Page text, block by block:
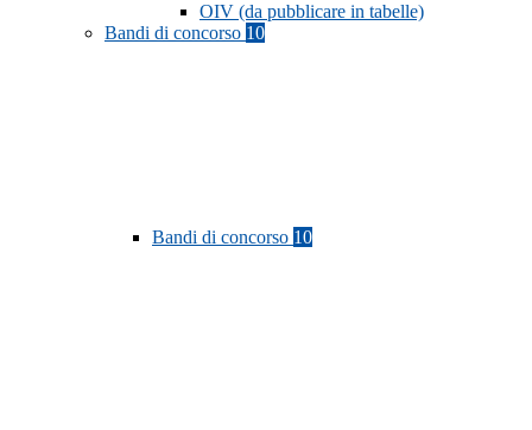
OIV (da pubblicare in tabelle)
Bandi di concorso 10
Bandi di concorso 10